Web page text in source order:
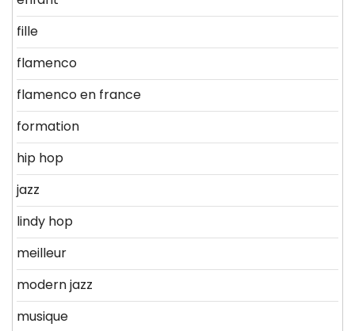
fille
flamenco
flamenco en france
formation
hip hop
jazz
lindy hop
meilleur
modern jazz
musique